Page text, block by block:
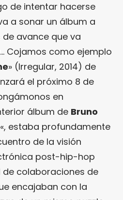
de intentar hacerse
a sonar un álbum a
avance que va
Cojamos como ejemplo
» (Irregular, 2014) de
el próximo 8 de
en
álbum de Bruno
«, estaba profundamente
de la visión
post-hip-hop
colaboraciones de
encajaban con la